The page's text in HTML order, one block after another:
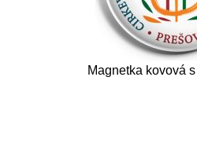
Magnetka kovová